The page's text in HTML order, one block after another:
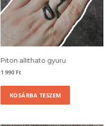
Piton allithato gyuru
1 990 Ft
KOSÁRBA TESZEM